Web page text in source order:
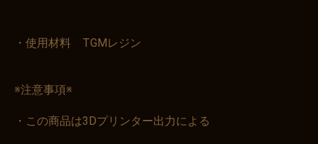
・使用材料 TGMレジン
※注意事項※
・この商品は3Dプリンター出力による